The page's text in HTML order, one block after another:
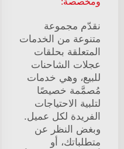
نقدّم مجموعة
متنوعة من الخدمات
المتعلقة بحلقات
عجلات الشاحنات
للبيع، وهي خدمات
مُصمَّمة خصيصًا
لتلبية الاحتياجات
الفريدة لكل عميل.
وبغض النظر عن
متطلباتك، أو